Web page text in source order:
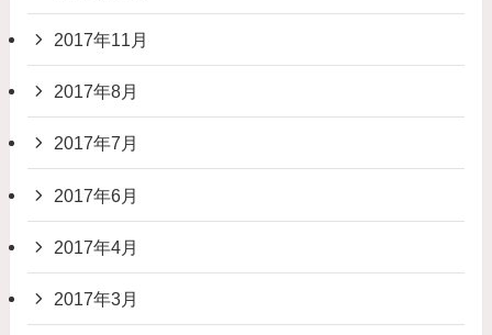
2017年11月
2017年8月
2017年7月
2017年6月
2017年4月
2017年3月